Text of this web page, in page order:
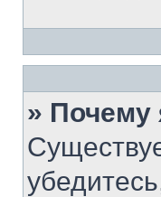
» Почему